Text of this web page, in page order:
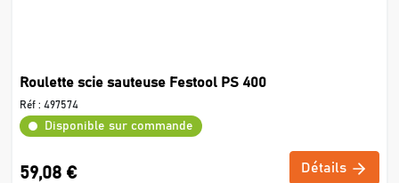
Roulette scie sauteuse Festool PS 400
Réf : 497574
Disponible sur commande
59,08 € Détails